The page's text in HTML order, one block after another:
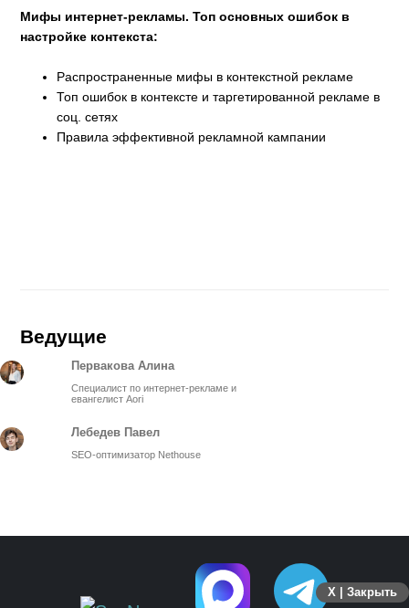
Мифы интернет-рекламы. Топ основных ошибок в
настройке контекста:
Распространенные мифы в контекстной рекламе
Топ ошибок в контексте и таргетированной рекламе в
соц. сетях
Правила эффективной рекламной кампании
Ведущие
Первакова Алина
Специалист по интернет-рекламе и
евангелист Aori
Лебедев Павел
SEO-оптимизатор Nethouse
X | Закрыть